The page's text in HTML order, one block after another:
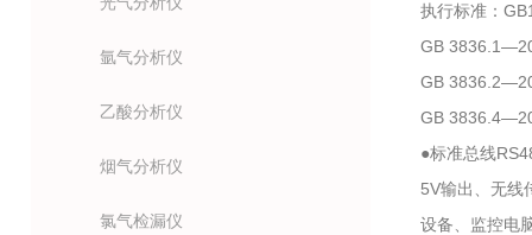
氩气分析仪
乙酸分析仪
烟气分析仪
氯气检漏仪
执行标准：
GB
GB
GB
●标准总线
5V输出、无线
设备、监控电